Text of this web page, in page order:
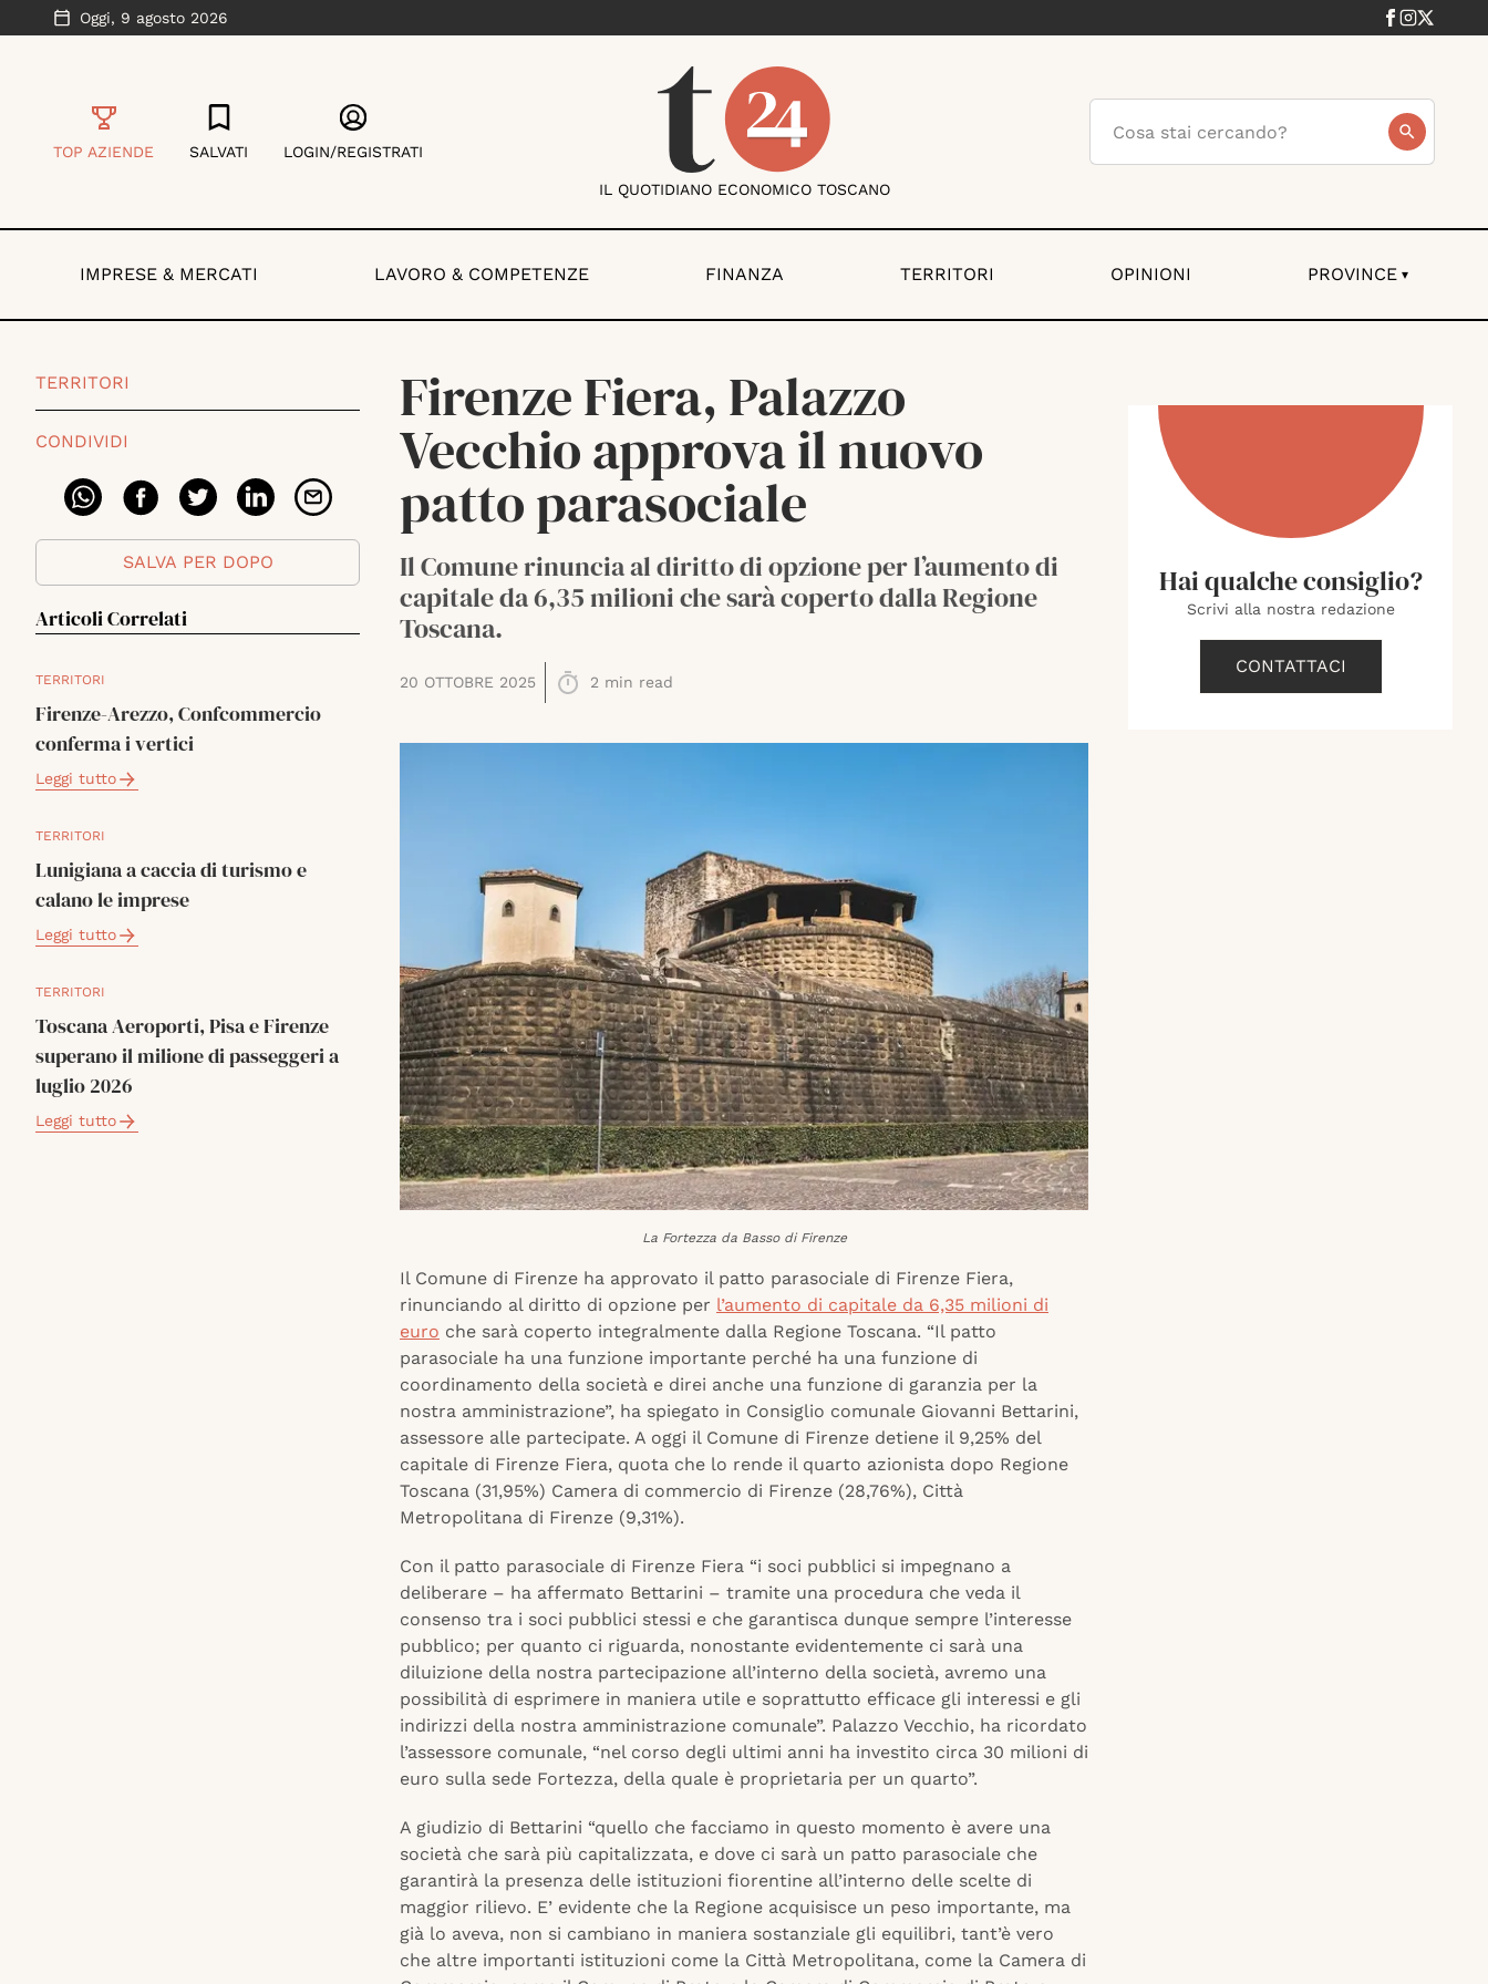
Oggi, 9 agosto 2026
TOP AZIENDE SALVATI LOGIN/REGISTRATI
IL QUOTIDIANO ECONOMICO TOSCANO
IMPRESE & MERCATI LAVORO & COMPETENZE FINANZA TERRITORI OPINIONI PROVINCE ▾
TERRITORI
CONDIVIDI
SALVA PER DOPO
Articoli Correlati
TERRITORI
Firenze-Arezzo, Confcommercio
conferma i vertici
Leggi tutto
TERRITORI
Lunigiana a caccia di turismo e
calano le imprese
Leggi tutto
TERRITORI
Toscana Aeroporti, Pisa e Firenze
superano il milione di passeggeri a
luglio 2026
Leggi tutto
Firenze Fiera, Palazzo
Vecchio approva il nuovo
patto parasociale
Il Comune rinuncia al diritto di opzione per l’aumento di
capitale da 6,35 milioni che sarà coperto dalla Regione
Toscana.
20 OTTOBRE 2025 2 min read
La Fortezza da Basso di Firenze
Il Comune di Firenze ha approvato il patto parasociale di Firenze Fiera,
rinunciando al diritto di opzione per l’aumento di capitale da 6,35 milioni di
euro che sarà coperto integralmente dalla Regione Toscana. “Il patto
parasociale ha una funzione importante perché ha una funzione di
coordinamento della società e direi anche una funzione di garanzia per la
nostra amministrazione”, ha spiegato in Consiglio comunale Giovanni Bettarini,
assessore alle partecipate. A oggi il Comune di Firenze detiene il 9,25% del
capitale di Firenze Fiera, quota che lo rende il quarto azionista dopo Regione
Toscana (31,95%) Camera di commercio di Firenze (28,76%), Città
Metropolitana di Firenze (9,31%).
Con il patto parasociale di Firenze Fiera “i soci pubblici si impegnano a
deliberare – ha affermato Bettarini – tramite una procedura che veda il
consenso tra i soci pubblici stessi e che garantisca dunque sempre l’interesse
pubblico; per quanto ci riguarda, nonostante evidentemente ci sarà una
diluizione della nostra partecipazione all’interno della società, avremo una
possibilità di esprimere in maniera utile e soprattutto efficace gli interessi e gli
indirizzi della nostra amministrazione comunale”. Palazzo Vecchio, ha ricordato
l’assessore comunale, “nel corso degli ultimi anni ha investito circa 30 milioni di
euro sulla sede Fortezza, della quale è proprietaria per un quarto”.
A giudizio di Bettarini “quello che facciamo in questo momento è avere una
società che sarà più capitalizzata, e dove ci sarà un patto parasociale che
garantirà la presenza delle istituzioni fiorentine all’interno delle scelte di
maggior rilievo. E’ evidente che la Regione acquisisce un peso importante, ma
già lo aveva, non si cambiano in maniera sostanziale gli equilibri, tant’è vero
che altre importanti istituzioni come la Città Metropolitana, come la Camera di
Hai qualche consiglio?
Scrivi alla nostra redazione
CONTATTACI